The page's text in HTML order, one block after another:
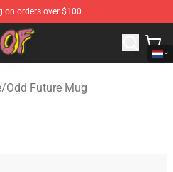
on orders over $100
Odd Future Merchandise Store
/Odd Future Mug